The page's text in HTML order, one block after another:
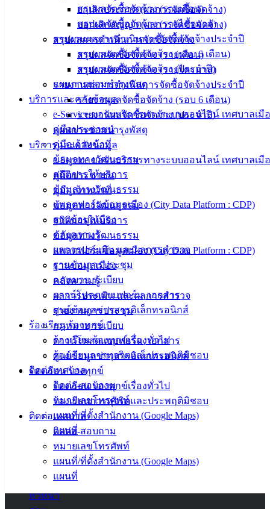
สรุปผลจัดซื้อจัดจ้าง (รายเดือน)
สรุปผลจัดซื้อจัดจ้าง (รายไตรมาส)
รายงานผลการดำเนินการจัดซื้อจัดจ้างประจำปี
รายงานผลจัดซื้อจัดจ้าง (รอบ 6 เดือน)
รายงานผลจัดซื้อจัดจ้าง (ประจำปี)
แผนการซ่อมบำรุงพัสดุ
บริการและคลังข้อมูล
e-Service ขอรับบริการทางระบบออนไลน์ เทศบาลเมื
คู่มือประชาชน
คู่มือเจ้าหน้าที่
ข้อมูลทางวัฒนธรรม
สถิติการให้บริการ
ข้อมูลทางวัฒนธรรม
แพลตฟอร์มข้อมูลเมือง (City Data Platform : CDP)
ฐานข้อมูลเมือง
คลังความรู้
ผลการประเมิน และผลการสำรวจ
รายงานการประชุม
กฎหมาย ระเบียบ
ดาวน์โหลดแบบฟอร์ม, เอกสาร
ศูนย์ข้อมูลข่าวสารอิเล็กทรอนิกส์
ร้องเรียน ร้องทุกข์
ร้องเรียน ร้องทุกข์เรื่องทั่วไป
ร้องเรียนการทุจริตและประพฤติมิชอบ
ติดต่อเทศบาล
ติดต่อ-สอบถาม
หมายเลขโทรศัพท์
แผนที่/ที่ตั้งสำนักงาน (Google Maps)
แผนที่
ยกเลิกประกาศ (ผลการจัดซื้อจัดจ้าง)
บอกเลิกสัญญา (ผลการจัดซื้อจัดจ้าง)
สรุปผลการดำเนินการจัดซื้อจัดจ้าง
สรุปผลจัดซื้อจัดจ้าง (รายเดือน)
สรุปผลจัดซื้อจัดจ้าง (รายไตรมาส)
รายงานผลการดำเนินการจัดซื้อจัดจ้างประจำปี
รายงานผลจัดซื้อจัดจ้าง (รอบ 6 เดือน)
รายงานผลจัดซื้อจัดจ้าง (ประจำปี)
แผนการซ่อมบำรุงพัสดุ
บริการและคลังข้อมูล
e-Service ขอรับบริการทางระบบออนไลน์ เทศบาลเมื
คู่มือประชาชน
คู่มือเจ้าหน้าที่
ข้อมูลทางวัฒนธรรม
สถิติการให้บริการ
ข้อมูลทางวัฒนธรรม
แพลตฟอร์มข้อมูลเมือง (City Data Platform : CDP)
ฐานข้อมูลเมือง
คลังความรู้
ผลการประเมิน และผลการสำรวจ
รายงานการประชุม
กฎหมาย ระเบียบ
ดาวน์โหลดแบบฟอร์ม, เอกสาร
ศูนย์ข้อมูลข่าวสารอิเล็กทรอนิกส์
ร้องเรียน ร้องทุกข์
ร้องเรียน ร้องทุกข์เรื่องทั่วไป
ร้องเรียนการทุจริตและประพฤติมิชอบ
ติดต่อเทศบาล
ติดต่อ-สอบถาม
หมายเลขโทรศัพท์
แผนที่/ที่ตั้งสำนักงาน (Google Maps)
แผนที่
ดาวน์โหลด
เอกสาร
คู่มือ
สำหรับ
ประชาชน/
คู่มือการ
ปฏิบัติ
งาน
ข่าวสาร
น่ารู้
ศุนย์
ข้อมูล
ข่าวสาร
อิเล็กทรอนิกส์
องค์
ความรู้
(Knowledge
Management)
เทศบาล
สายตรง
นายก
ประวัติ
เทศบาล
ผู้บริหาร
และ
หัวหน้า